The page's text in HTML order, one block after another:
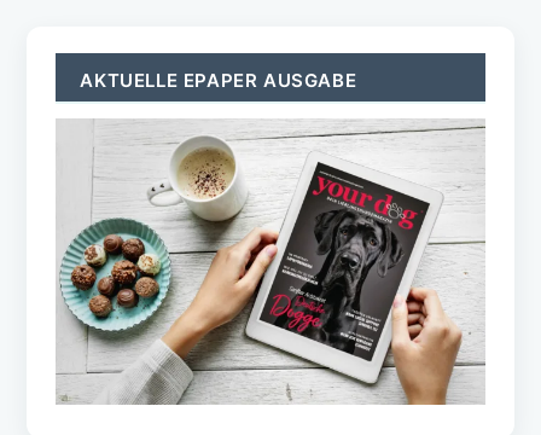
AKTUELLE EPAPER AUSGABE